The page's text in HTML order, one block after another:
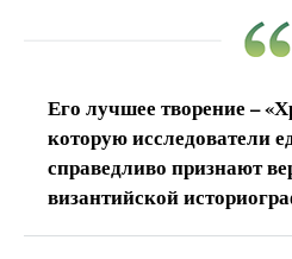
Его лучшее творение –
которую исследователи
справедливо признают
византийской